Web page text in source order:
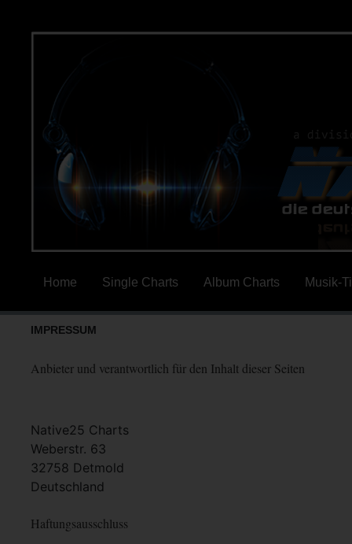
Home Single Charts Album Charts Musik-
IMPRESSUM
Anbieter und verantwortlich für den Inhalt dieser Seiten
Native25 Charts
Weberstr. 63
32758 Detmold
Deutschland
Haftungsausschluss